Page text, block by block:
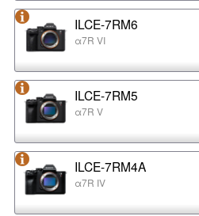
ILCE-7RM6
α7R VI
ILCE-7RM5
α7R V
ILCE-7RM4A
α7R IV